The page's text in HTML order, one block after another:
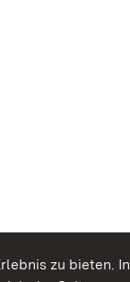
zu bieten. In